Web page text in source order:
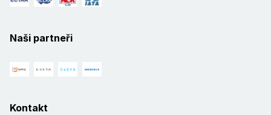
Naši partneři
Kontakt